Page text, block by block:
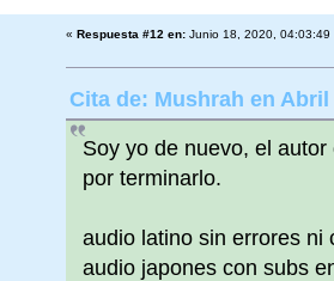
« Respuesta #12 en: Junio 18, 2020, 04:03:49
Cita de: Mushrah en Abril
Soy yo de nuevo, el
por terminarlo.
audio latino sin errores ni
audio japones con subs